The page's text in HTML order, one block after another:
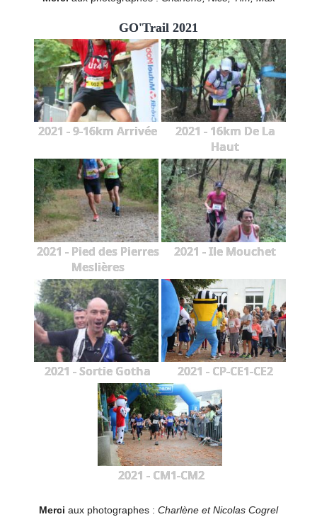
GO'Trail 2021
2021 - 9-16km Arrivée
2021 - 16km De La
Haut
2021 - Pied des Pierres
Meslières
2021 - Ile Mouchet
2021 - Sortie Gotha 2021 - CP-CE1-CE2
2021 - CM1-CM2
Merci aux photographes : Charlène et Nicolas Cogrel